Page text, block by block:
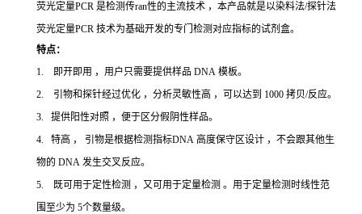
荧光定量PCR 是检测传ran性的主流技术 ，本产品就是以染料法/探针法
荧光定量PCR 技术为基础开发的专门检测对应指标的试剂盒。
特点：
1. 即开即用 ，用户只需要提供样品 DNA 模板。
2. 引物和探针经过优化 ，分析灵敏性高 ，可以达到 1000 拷贝/反应。
3. 提供阳性对照 ，便于区分假阴性样品。
4. 特高 ， 引物是根据检测指标DNA 高度保守区设计 ，不会跟其他生
物的 DNA 发生交叉反应。
5. 既可用于定性检测 ，又可用于定量检测 。用于定量检测时线性范
围至少为 5个数量级。